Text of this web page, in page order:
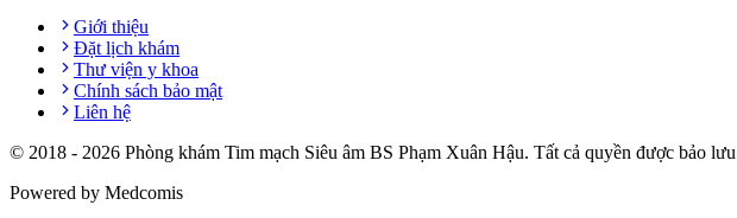
Giới thiệu
Đặt lịch khám
Thư viện y khoa
Chính sách bảo mật
Liên hệ
© 2018 - 2026 Phòng khám Tim mạch Siêu âm BS Phạm Xuân Hậu. Tất cả quyền được bảo
Powered by Medcomis